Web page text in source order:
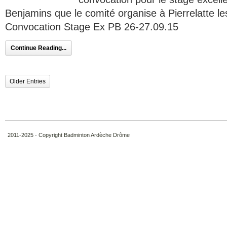
Benjamins que le comité organise à Pierrelatte
Convocation Stage Ex PB 26-27.09.15
Continue Reading...
Older Entries
2011-2025 - Copyright Badminton Ardèche Drôme